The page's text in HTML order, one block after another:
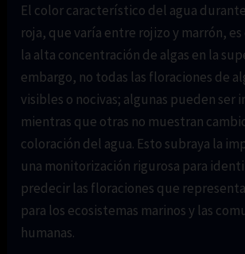
El color característico del agua
roja, que varía entre rojizo y marrón,
la alta concentración de algas en la
embargo, no todas las floraciones de
visibles o nocivas; algunas pueden ser
mientras que otras no muestran
coloración del agua. Esto subraya la
una monitorización rigurosa para
predecir las floraciones que
para los ecosistemas marinos y las
humanas.